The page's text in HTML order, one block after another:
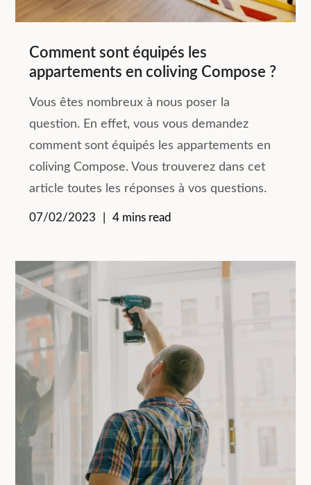
Comment sont équipés les
appartements en coliving Compose ?
Vous êtes nombreux à nous poser la
question. En effet, vous vous demandez
comment sont équipés les appartements en
coliving Compose. Vous trouverez dans cet
article toutes les réponses à vos questions.
07/02/2023 4 mins read